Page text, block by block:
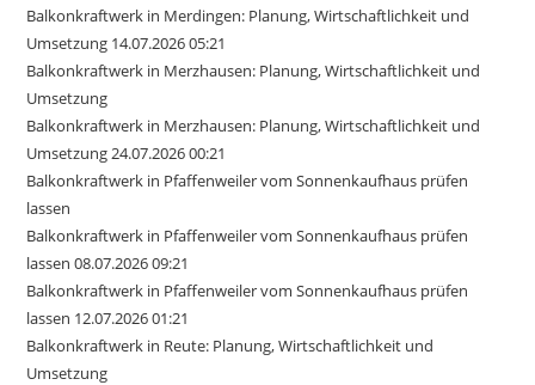
Balkonkraftwerk in Merdingen: Planung, Wirtschaftlichkeit und
Umsetzung 14.07.2026 05:21
Balkonkraftwerk in Merzhausen: Planung, Wirtschaftlichkeit und
Umsetzung
Balkonkraftwerk in Merzhausen: Planung, Wirtschaftlichkeit und
Umsetzung 24.07.2026 00:21
Balkonkraftwerk in Pfaffenweiler vom Sonnenkaufhaus prüfen
lassen
Balkonkraftwerk in Pfaffenweiler vom Sonnenkaufhaus prüfen
lassen 08.07.2026 09:21
Balkonkraftwerk in Pfaffenweiler vom Sonnenkaufhaus prüfen
lassen 12.07.2026 01:21
Balkonkraftwerk in Reute: Planung, Wirtschaftlichkeit und
Umsetzung